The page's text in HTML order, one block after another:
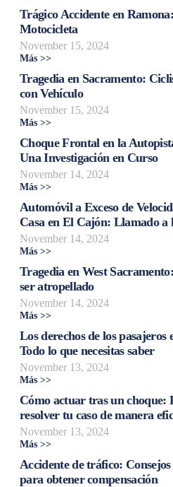
Trágico Accidente en
Motocicleta
November 15, 2024
Más >>
Tragedia en Sacramento:
con Vehículo
November 15, 2024
Más >>
Choque Frontal en la
Una Investigación en Curso
November 14, 2024
Más >>
Automóvil a Exceso de
Casa en El Cajón: Llamado
November 14, 2024
Más >>
Tragedia en West
ser atropellado
November 14, 2024
Más >>
Los derechos de los pasajeros
Todo lo que necesitas saber
November 13, 2024
Más >>
Cómo actuar tras un choque:
resolver tu caso de manera
November 13, 2024
Más >>
Accidente de tráfico: Consejos
para obtener compensación